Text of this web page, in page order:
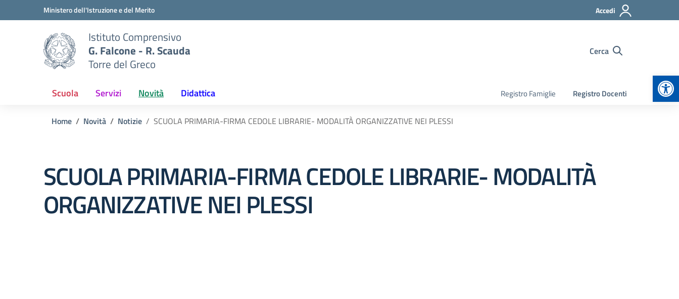
Vai ai contenuti
Vai al menu di navigazioneMinistero dell'Istruzione e del Merito Accedi
Istituto Comprensivo
G. Falcone - R. Scauda
Torre del Greco
Cerca
Scuola Servizi Novità Didattica Registro Famiglie Registro Docenti
Home Novità Notizie SCUOLA PRIMARIA-FIRMA CEDOLE LIBRARIE- MODALITÀ ORGANIZZATIVE NEI PLESSI
SCUOLA PRIMARIA-FIRMA CEDOLE LIBRARIE- MODALITÀ
ORGANIZZATIVE NEI PLESSI